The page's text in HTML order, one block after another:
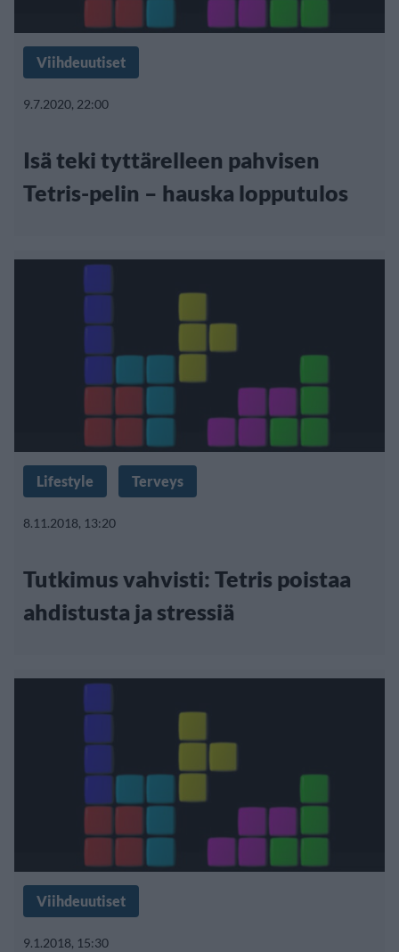
Viihdeuutiset
9.7.2020, 22:00
Isä teki tyttärelleen pahvisen
Tetris-pelin – hauska lopputulos
Lifestyle Terveys
8.11.2018, 13:20
Tutkimus vahvisti: Tetris poistaa
ahdistusta ja stressiä
Viihdeuutiset
9.1.2018, 15:30